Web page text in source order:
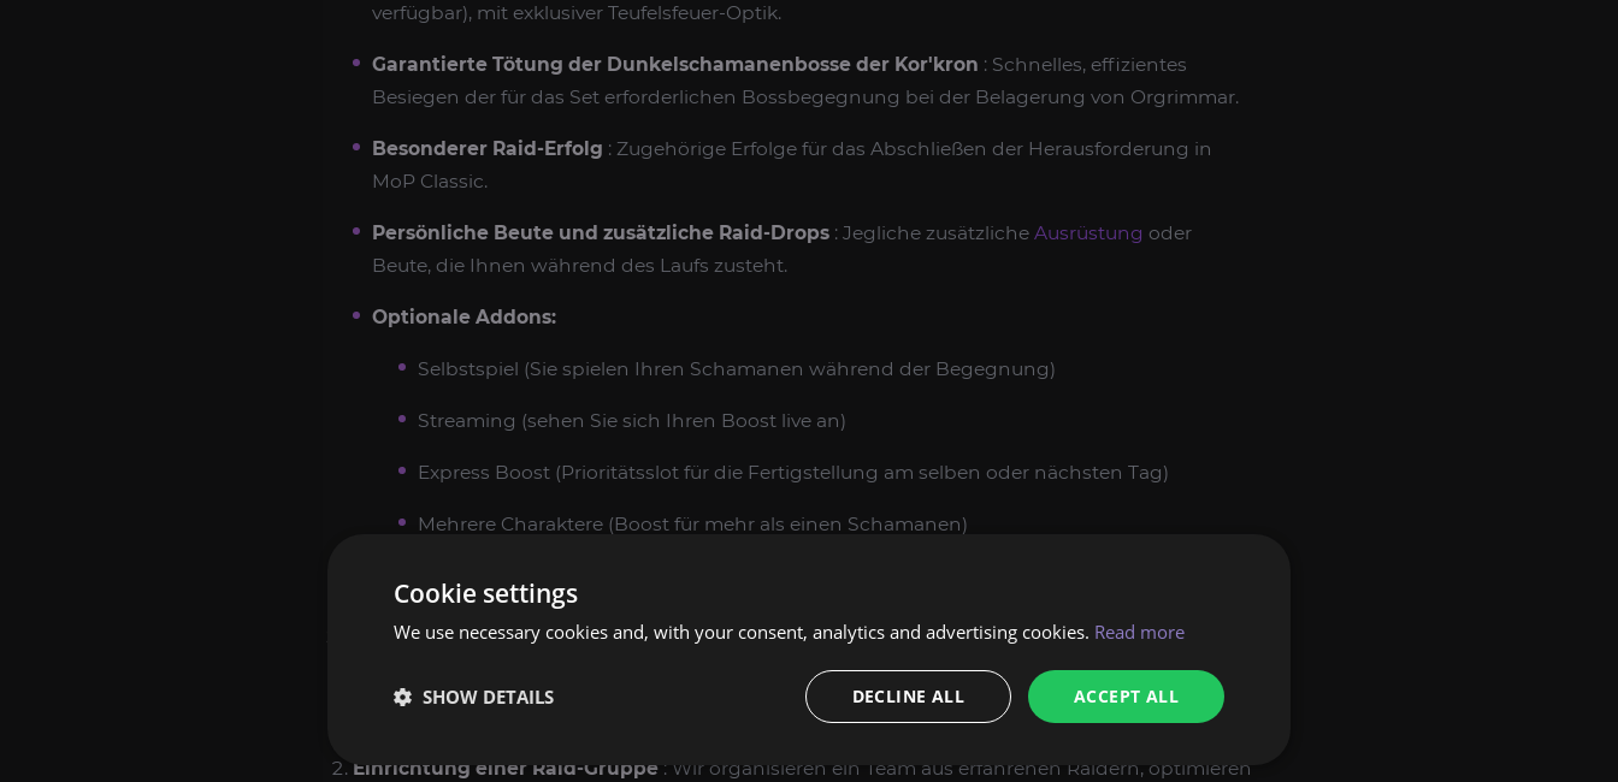
verfügbar), mit exklusiver Teufelsfeuer-Optik.
Garantierte Tötung der Dunkelschamanenbosse der Kor'kron : Schnelles, effizientes
Besiegen der für das Set erforderlichen Bossbegegnung bei der Belagerung von Orgrimmar.
Besonderer Raid-Erfolg : Zugehörige Erfolge für das Abschließen der Herausforderung in
MoP Classic.
Persönliche Beute und zusätzliche Raid-Drops : Jegliche zusätzliche Ausrüstung oder
Beute, die Ihnen während des Laufs zusteht.
Optionale Addons:
Selbstspiel (Sie spielen Ihren Schamanen während der Begegnung)
Streaming (sehen Sie sich Ihren Boost live an)
Express Boost (Prioritätsslot für die Fertigstellung am selben oder nächsten Tag)
Mehrere Charaktere (Boost für mehr als einen Schamanen)
SO FÜHREN WIR DEN DUNKEL SCHAMANE DER KOR'KRON SET-SERVICE DURCH
Bestellung und Beratung
: Nach dem Kauf kontaktiert Sie unser Manager, um Ihren
Schamanencharakter, Ihre Region, Ihren Zeitplan und alle Add-Ons zu bestätigen.
Einrichtung einer Raid-Gruppe : Wir organisieren ein Team aus erfahrenen Raidern, optimieren
Cookie settings
We use necessary cookies and, with your consent, analytics and advertising cookies. Read more
ACCEPT ALL
DECLINE ALL
SHOW DETAILS